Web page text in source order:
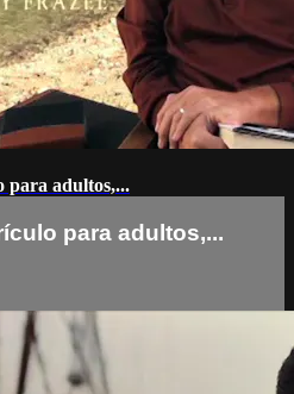
adultos,...
para adultos,...